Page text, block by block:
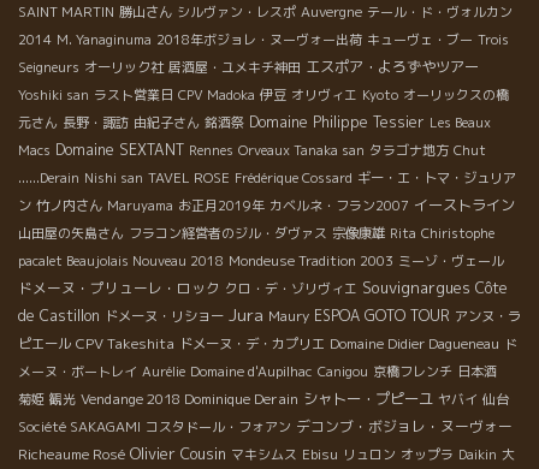
SAINT MARTIN 勝山さん シルヴァン・レスポ Auvergne テール・ド・ヴォルカン
2014 M. Yanaginuma 2018年ボジョレ・ヌーヴォー出荷 キューヴェ・ブー Trois
Seigneurs オーリック社 居酒屋・ユメキチ神田 エスポア・よろずやツアー
Yoshiki san ラスト営業日 CPV Madoka 伊豆 オリヴィエ Kyoto オーリックスの橋
元さん 長野・諏訪 由紀子さん 銘酒祭 Domaine Philippe Tessier Les Beaux
Macs Domaine SEXTANT Rennes Orveaux Tanaka san タラゴナ地方 Chut
......Derain Nishi san TAVEL ROSE Frédérique Cossard ギー・エ・トマ・ジュリア
ン 竹ノ内さん Maruyama お正月2019年 カベルネ・フラン2007 イーストライン
山田屋の矢島さん フラコン経営者のジル・ダヴァス 宗像康雄 Rita Chiristophe
pacalet Beaujolais Nouveau 2018 Mondeuse Tradition 2003 ミーゾ・ヴェール
ドメーヌ・プリューレ・ロック クロ・デ・ゾリヴィエ Souvignargues Côte
de Castillon ドメーヌ・リショー Jura Maury ESPOA GOTO TOUR アンヌ・ラ
ピエール CPV Takeshita ドメーヌ・デ・カプリエ Domaine Didier Dagueneau ド
メーヌ・ボートレイ Aurélie Domaine d'Aupilhac Canigou 京橋フレンチ 日本酒
菊姫 観光 Vendange 2018 Dominique Derain シャトー・プピーユ ヤバイ 仙台
Société SAKAGAMI コスタドール・フォアン デコンブ・ボジョレ・ヌーヴォー
Richeaume Rosé Olivier Cousin マキシムス Ebisu リュロン オップラ Daikin 大